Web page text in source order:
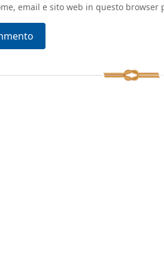
email e sito web in questo browser